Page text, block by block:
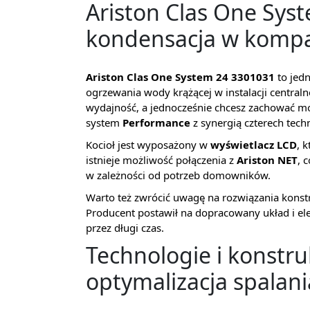
Ariston Clas One
kondensacja w
Ariston Clas One System 24 3301031 to
ogrzewania wody krążącej w instalacji
wydajność, a jednocześnie chcesz zachować
system Performance z synergią czterech
Kocioł jest wyposażony w wyświetlacz LCD,
istnieje możliwość połączenia z Ariston NET,
w zależności od potrzeb domowników.
Warto też zwrócić uwagę na rozwiązania
Producent postawił na dopracowany układ i
przez długi czas.
Technologie i
optymalizacja